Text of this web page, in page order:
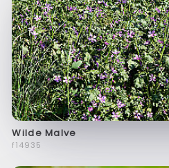
Wilde Malve
f14935